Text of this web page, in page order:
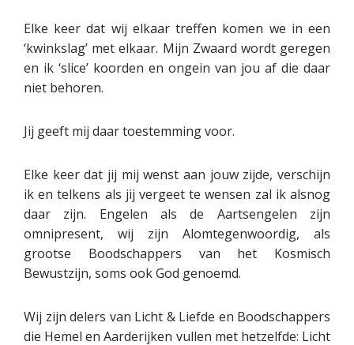
Elke keer dat wij elkaar treffen komen we in een
‘kwinkslag’ met elkaar. Mijn Zwaard wordt geregen
en ik ‘slice’ koorden en ongein van jou af die daar
niet behoren.
Jij geeft mij daar toestemming voor.
Elke keer dat jij mij wenst aan jouw zijde, verschijn
ik en telkens als jij vergeet te wensen zal ik alsnog
daar zijn. Engelen als de Aartsengelen zijn
omnipresent, wij zijn Alomtegenwoordig, als
grootse Boodschappers van het Kosmisch
Bewustzijn, soms ook God genoemd.
Wij zijn delers van Licht & Liefde en Boodschappers
die Hemel en Aarderijken vullen met hetzelfde: Licht